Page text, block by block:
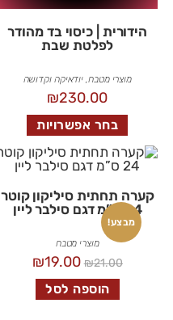
הידורית | כיסוי בד מהודר
לפלטת שבת
מוצרי מטבח, יודאיקה וקדושה
₪230.00
בחר אפשרויות
מבצע!
קערה תחתית סיליקון קוטר
24 ס”מ דגם סילבר ליין
מוצרי מטבח
₪21.00
₪19.00
הוספה לסל